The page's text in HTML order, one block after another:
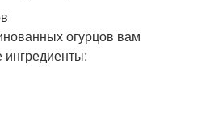
огурцов вам